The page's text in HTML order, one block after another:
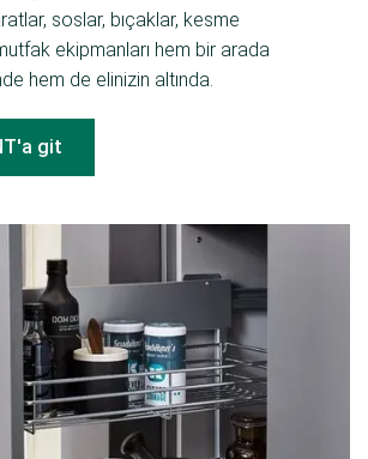
soslar, bıçaklar, kesme
ekipmanları hem bir arada
hem de elinizin altında.
git